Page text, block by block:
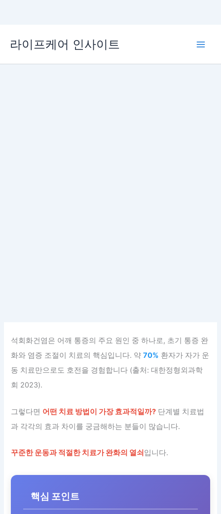
로
라이프케어 인사이트
석회화건염은 어깨 통증의 주요 원인 중 하나로, 초기 통증 완
화와 염증 조절이 치료의 핵심입니다. 약70% 환자가 자가 운
동 치료만으로도 호전을 경험합니다 (출처: 대한정형외과학
회 2023).
그렇다면 어떤 치료 방법이 가장 효과적일까? 단계별 치료법
과 각각의 효과 차이를 궁금해하는 분들이 많습니다.
꾸준한 운동과 적절한 치료가 완화의 열쇠입니다.
핵심 포인트